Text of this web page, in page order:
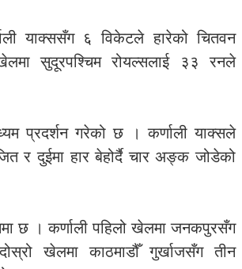
याक्ससँग ६ विकेटले हारेको चितवन
सुदूरपश्चिम रोयल्सलाई ३३ रनले
प्रदर्शन गरेको छ । कर्णाली याक्सले
र दुईमा हार बेहोर्दै चार अङ्क जोडेको
छ । कर्णाली पहिलो खेलमा जनकपुरसँग
खेलमा काठमाडौँ गुर्खाजसँग तीन